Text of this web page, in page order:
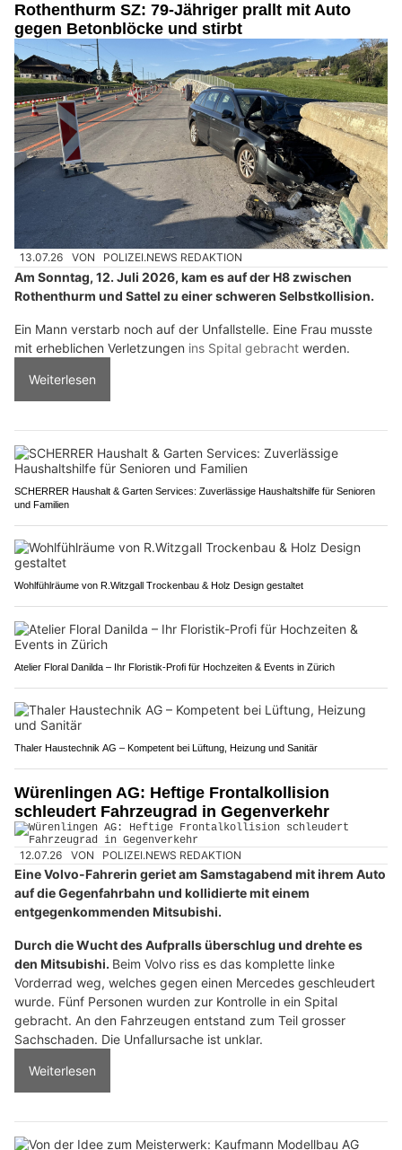
Rothenthurm SZ: 79-Jähriger prallt mit Auto
gegen Betonblöcke und stirbt
13.07.26 VON POLIZEI.NEWS REDAKTION
Am Sonntag, 12. Juli 2026, kam es auf der H8 zwischen
Rothenthurm und Sattel zu einer schweren Selbstkollision.
Ein Mann verstarb noch auf der Unfallstelle. Eine Frau musste
mit erheblichen Verletzungen ins Spital gebracht werden.
Weiterlesen
SCHERRER Haushalt & Garten Services: Zuverlässige Haushaltshilfe für Senioren
und Familien
Wohlfühlräume von R.Witzgall Trockenbau & Holz Design gestaltet
Atelier Floral Danilda – Ihr Floristik-Profi für Hochzeiten & Events in Zürich
Thaler Haustechnik AG – Kompetent bei Lüftung, Heizung und Sanitär
Würenlingen AG: Heftige Frontalkollision
schleudert Fahrzeugrad in Gegenverkehr
12.07.26 VON POLIZEI.NEWS REDAKTION
Eine Volvo-Fahrerin geriet am Samstagabend mit ihrem Auto
auf die Gegenfahrbahn und kollidierte mit einem
entgegenkommenden Mitsubishi.
Durch die Wucht des Aufpralls überschlug und drehte es
den Mitsubishi. Beim Volvo riss es das komplette linke
Vorderrad weg, welches gegen einen Mercedes geschleudert
wurde. Fünf Personen wurden zur Kontrolle in ein Spital
gebracht. An den Fahrzeugen entstand zum Teil grosser
Sachschaden. Die Unfallursache ist unklar.
Weiterlesen